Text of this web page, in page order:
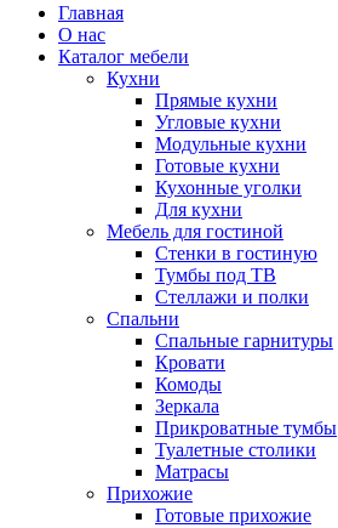
Главная
О нас
Каталог мебели
Кухни
Прямые кухни
Угловые кухни
Модульные кухни
Готовые кухни
Кухонные уголки
Для кухни
Мебель для гостиной
Стенки в гостиную
Тумбы под ТВ
Стеллажи и полки
Спальни
Спальные гарнитуры
Кровати
Комоды
Зеркала
Прикроватные тумбы
Туалетные столики
Матрасы
Прихожие
Готовые прихожие